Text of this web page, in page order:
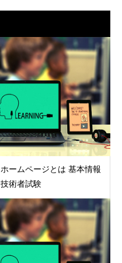
ホームページとは 基本情報
技術者試験